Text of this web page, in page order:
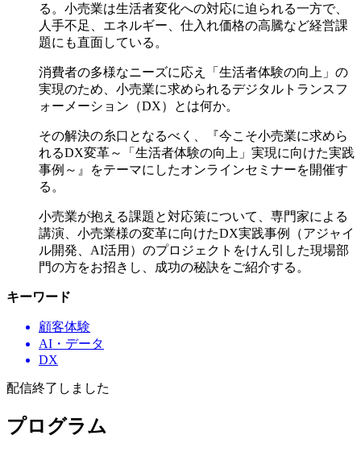
る。小売業は生活者変化への対応に迫られる一方で、
人手不足、エネルギー、仕入れ価格の高騰など経営課
題にも直面している。
消費者の多様なニーズに応え「生活者体験の向上」の
実現のため、小売業に求められるデジタルトランスフ
ォーメーション（DX）とは何か。
その解決の糸口となるべく、『今こそ小売業に求めら
れるDX変革～「生活者体験の向上」実現に向けた実践
事例～』をテーマにしたオンラインセミナーを開催す
る。
小売業が抱える課題と対応策について、専門家による
講演、小売業様の変革に向けたDX実践事例（アジャイ
ル開発、AI活用）のプロジェクトをけん引した現場部
門の方をお招きし、成功の秘訣をご紹介する。
キーワード
顧客体験
AI・データ
DX
配信終了しました
プログラム